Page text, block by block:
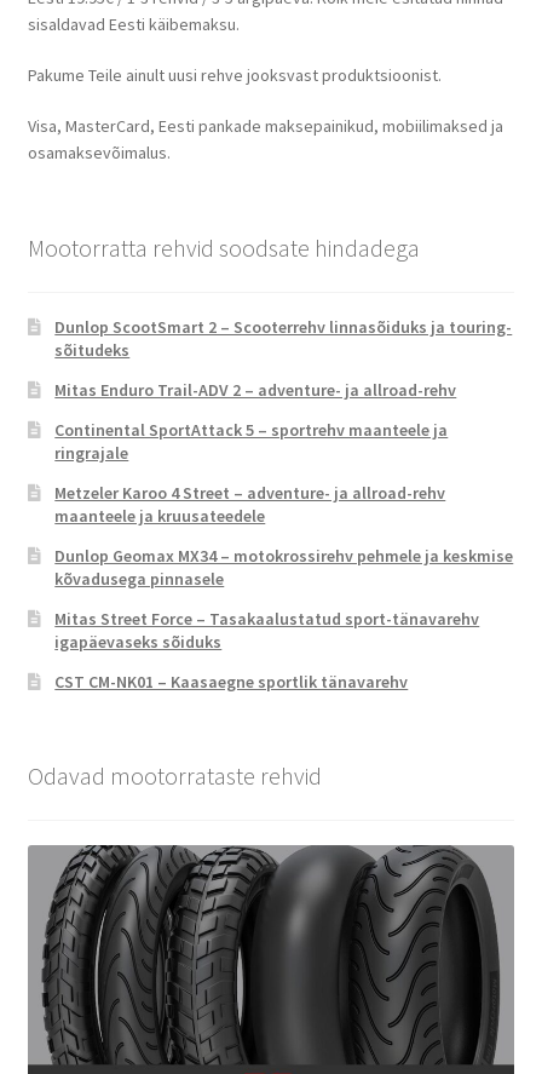
sisaldavad Eesti käibemaksu.
Pakume Teile ainult uusi rehve jooksvast produktsioonist.
Visa, MasterCard, Eesti pankade maksepainikud, mobiilimaksed ja
osamaksevõimalus.
Mootorratta rehvid soodsate hindadega
Dunlop ScootSmart 2 – Scooterrehv linnasõiduks ja touring-
sõitudeks
Mitas Enduro Trail-ADV 2 – adventure- ja allroad-rehv
Continental SportAttack 5 – sportrehv maanteele ja
ringrajale
Metzeler Karoo 4 Street – adventure- ja allroad-rehv
maanteele ja kruusateedele
Dunlop Geomax MX34 – motokrossirehv pehmele ja keskmise
kõvadusega pinnasele
Mitas Street Force – Tasakaalustatud sport-tänavarehv
igapäevaseks sõiduks
CST CM-NK01 – Kaasaegne sportlik tänavarehv
Odavad mootorrataste rehvid